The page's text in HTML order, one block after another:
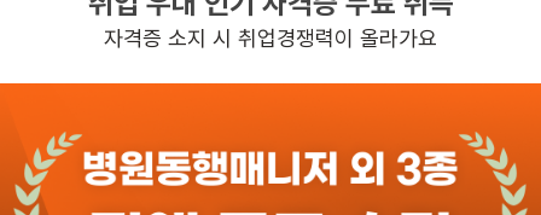
반경 3KM 이내의 일자리 확인하기
자격증 소지 시 취업경쟁력이 올라가요